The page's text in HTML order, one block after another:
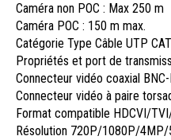
Caméra non POC : Max 250 m
Caméra POC : 150 m max.
Catégorie Type Câble UTP
Propriétés et port de
Connecteur vidéo coaxial
Connecteur vidéo à paire
Format compatible HDCVI/
Résolution 720P/1080P/